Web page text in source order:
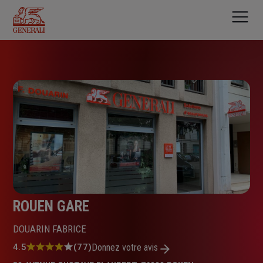
contenu
principal
ROUEN GARE
DOUARIN FABRICE
Note
4.5 (77)Donnez votre avis